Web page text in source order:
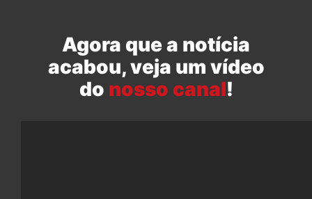
Agora que a notícia
acabou, veja um vídeo
do nosso canal!